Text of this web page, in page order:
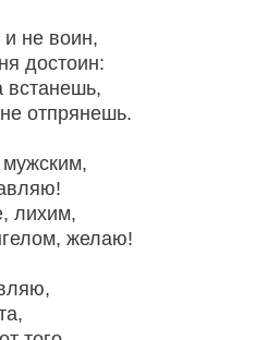
не воин,
достоин:
встанешь,
отпрянешь.
лихим,
желаю!